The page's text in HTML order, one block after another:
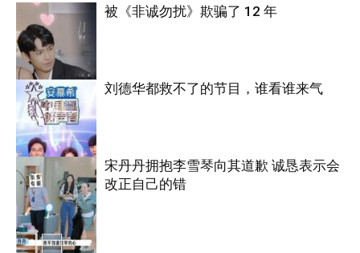
综艺
被《非诚勿扰》欺骗了 12 年
综艺
刘德华都救不了的节目，谁看谁来气
宋丹丹拥抱李雪琴向其道歉 诚恳表示会
改正自己的错